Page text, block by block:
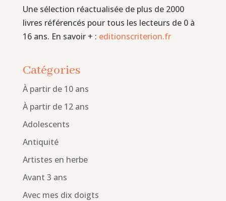
Une sélection réactualisée de plus de 2000
livres référencés pour tous les lecteurs de 0 à
16 ans. En savoir + : editionscriterion.fr
Catégories
À partir de 10 ans
À partir de 12 ans
Adolescents
Antiquité
Artistes en herbe
Avant 3 ans
Avec mes dix doigts